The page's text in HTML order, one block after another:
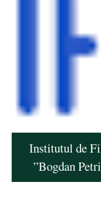
Institutul de
”Bogdan